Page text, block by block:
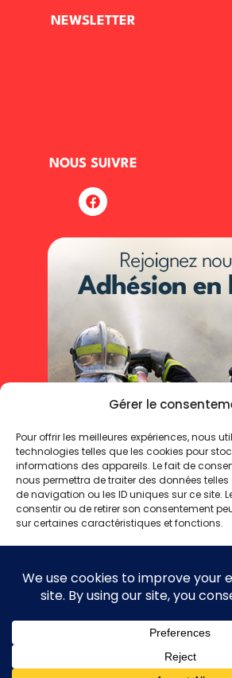
Gérer le
Pour offrir les meilleures expériences, nous
technologies telles que les cookies pour
informations des appareils. Le fait de
nous permettra de traiter des données
de navigation ou les ID uniques sur ce site.
consentir ou de retirer son consentement
sur certaines caractéristiques et fonctions.
Refuser
Voir les préférences
NEWSLETTER
NOUS SUIVRE
Mentions légales
Copyright 2025 © - Toute reproduction